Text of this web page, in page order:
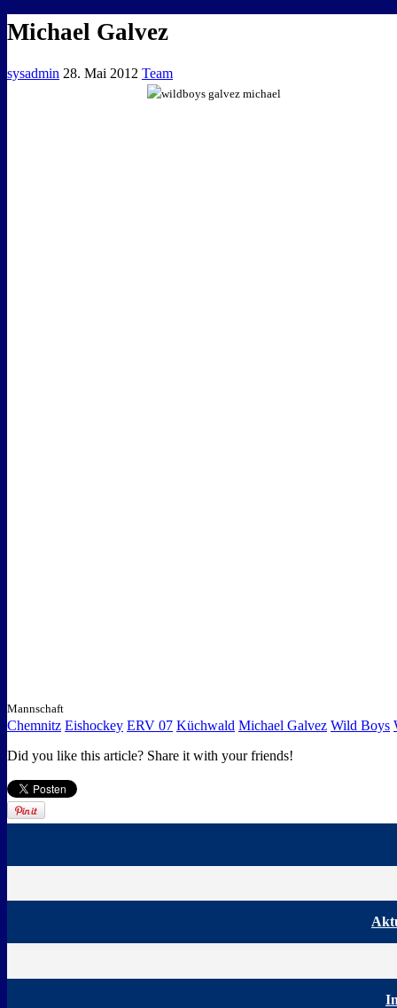
Michael Galvez
sysadmin 28. Mai 2012 Team
Mannschaft
Chemnitz Eishockey ERV 07 Küchwald Michael Galvez Wild Boys
Did you like this article? Share it with your friends!